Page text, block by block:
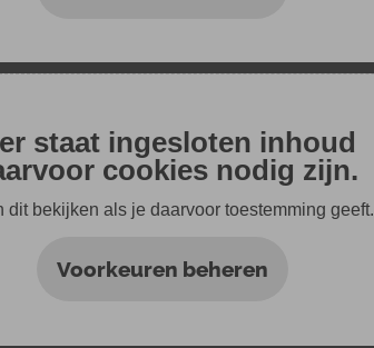
staat ingesloten inhoud
cookies nodig zijn.
dit bekijken als je daarvoor toestemming geeft.
Voorkeuren beheren